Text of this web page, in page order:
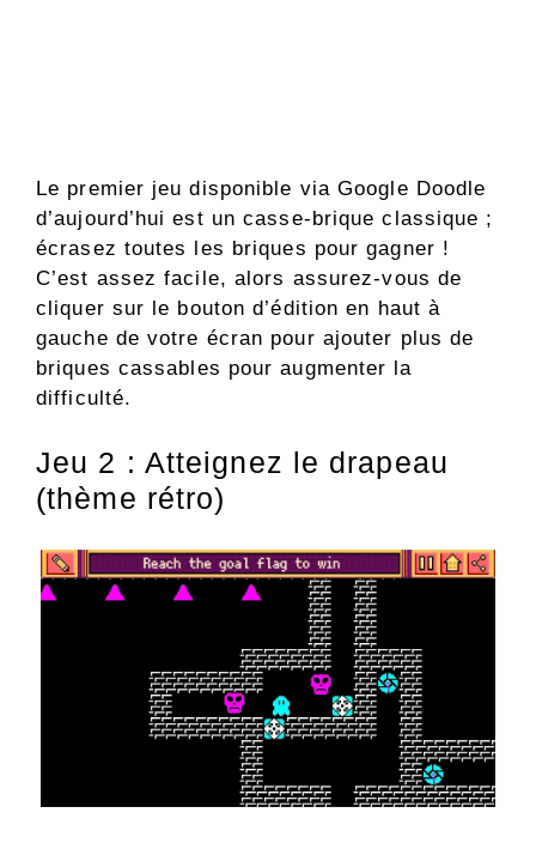
Le premier jeu disponible via Google Doodle
d’aujourd’hui est un casse-brique classique ;
écrasez toutes les briques pour gagner !
C’est assez facile, alors assurez-vous de
cliquer sur le bouton d’édition en haut à
gauche de votre écran pour ajouter plus de
briques cassables pour augmenter la
difficulté.
Jeu 2 : Atteignez le drapeau
(thème rétro)